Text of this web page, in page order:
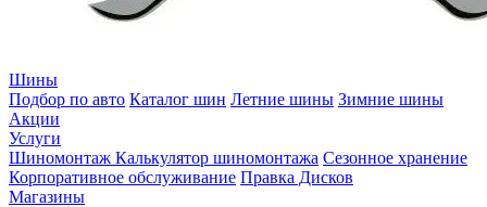
Шины
Подбор по авто Каталог шин Летние шины Зимние шины
Акции
Услуги
Шиномонтаж Калькулятор шиномонтажа Сезонное хранение
Корпоративное обслуживание Правка Дисков
Магазины